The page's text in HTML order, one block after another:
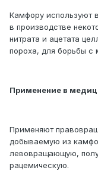
Камфору используют
в производстве
нитрата и ацетата
пороха, для борьбы с
Применение в
Применяют
добываемую из
левовращающую,
рацемическую.